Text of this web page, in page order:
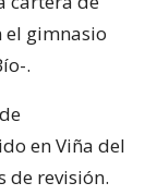
el gimnasio
.
en Viña del
de revisión.